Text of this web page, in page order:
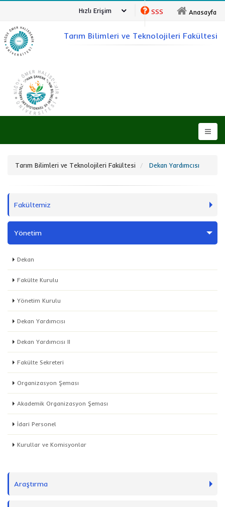
Anasayfa
SSS
Hızlı Erişim
NİĞDE ÖMER HALİSDEMİR ÜNİVERSİTESİ
Tarım Bilimleri ve Teknolojileri Fakültesi
Tarım Bilimleri ve Teknolojileri Fakültesi Dekan Yardımcısı
Fakültemiz
Yönetim
Dekan
Fakülte Kurulu
Yönetim Kurulu
Dekan Yardımcısı
Dekan Yardımcısı II
Fakülte Sekreteri
Organizasyon Şeması
Akademik Organizasyon Şeması
İdari Personel
Kurullar ve Komisyonlar
Araştırma